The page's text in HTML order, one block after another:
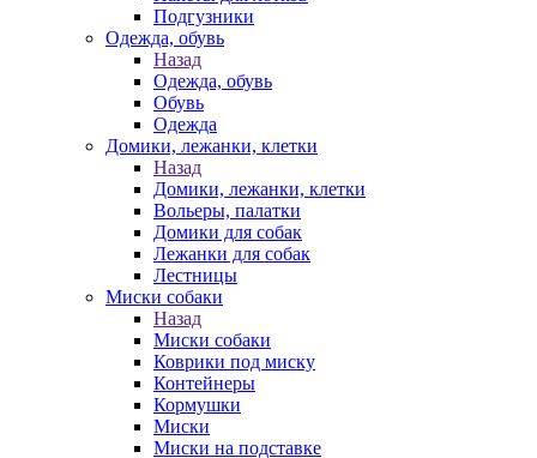
Подгузники
Одежда, обувь
Назад
Одежда, обувь
Обувь
Одежда
Домики, лежанки, клетки
Назад
Домики, лежанки, клетки
Вольеры, палатки
Домики для собак
Лежанки для собак
Лестницы
Миски собаки
Назад
Миски собаки
Коврики под миску
Контейнеры
Кормушки
Миски
Миски на подставке